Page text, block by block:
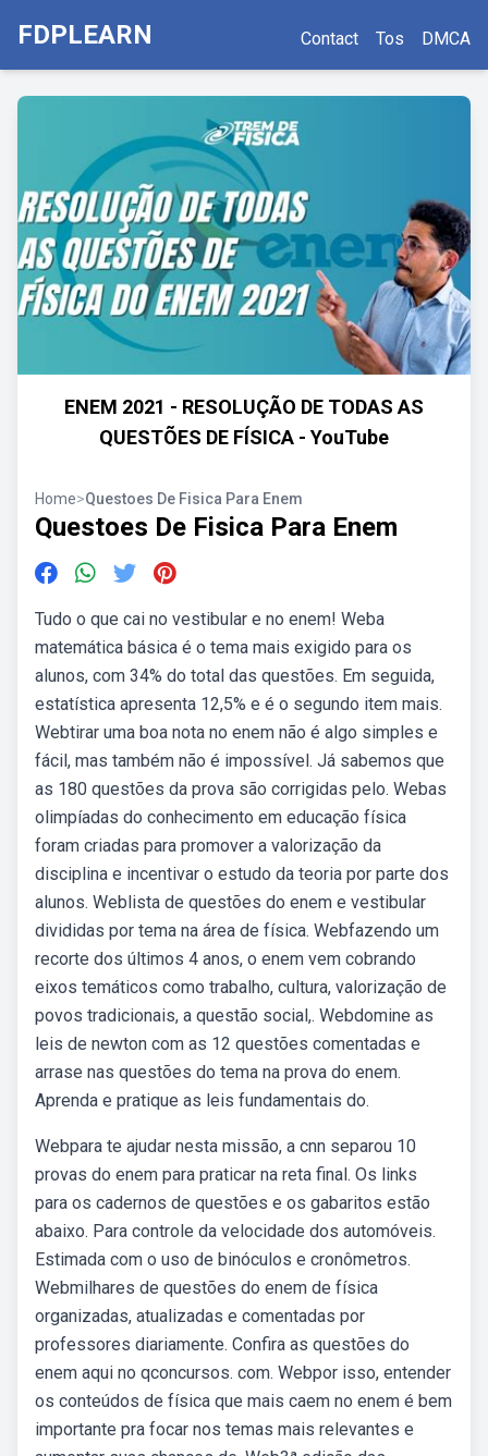
FDPLEARN Contact Tos DMCA
ENEM 2021 - RESOLUÇÃO DE TODAS AS
QUESTÕES DE FÍSICA - YouTube
Home>Questoes De Fisica Para Enem
Questoes De Fisica Para Enem
Tudo o que cai no vestibular e no enem! Weba
matemática básica é o tema mais exigido para os
alunos, com 34% do total das questões. Em seguida,
estatística apresenta 12,5% e é o segundo item mais.
Webtirar uma boa nota no enem não é algo simples e
fácil, mas também não é impossível. Já sabemos que
as 180 questões da prova são corrigidas pelo. Webas
olimpíadas do conhecimento em educação física
foram criadas para promover a valorização da
disciplina e incentivar o estudo da teoria por parte dos
alunos. Weblista de questões do enem e vestibular
divididas por tema na área de física. Webfazendo um
recorte dos últimos 4 anos, o enem vem cobrando
eixos temáticos como trabalho, cultura, valorização de
povos tradicionais, a questão social,. Webdomine as
leis de newton com as 12 questões comentadas e
arrase nas questões do tema na prova do enem.
Aprenda e pratique as leis fundamentais do.
Webpara te ajudar nesta missão, a cnn separou 10
provas do enem para praticar na reta final. Os links
para os cadernos de questões e os gabaritos estão
abaixo. Para controle da velocidade dos automóveis.
Estimada com o uso de binóculos e cronômetros.
Webmilhares de questões do enem de física
organizadas, atualizadas e comentadas por
professores diariamente. Confira as questões do
enem aqui no qconcursos. com. Webpor isso, entender
os conteúdos de física que mais caem no enem é bem
importante pra focar nos temas mais relevantes e